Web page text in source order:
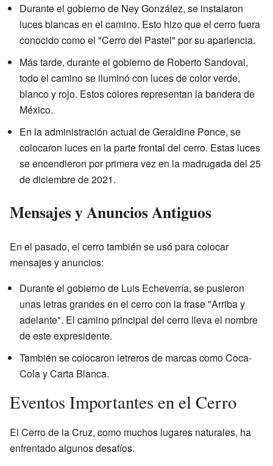
Durante el gobierno de Ney González, se instalaron
luces blancas en el camino. Esto hizo que el cerro fuera
conocido como el "Cerro del Pastel" por su apariencia.
Más tarde, durante el gobierno de Roberto Sandoval,
todo el camino se iluminó con luces de color verde,
blanco y rojo. Estos colores representan la bandera de
México.
En la administración actual de Geraldine Ponce, se
colocaron luces en la parte frontal del cerro. Estas luces
se encendieron por primera vez en la madrugada del 25
de diciembre de 2021.
Mensajes y Anuncios Antiguos
En el pasado, el cerro también se usó para colocar
mensajes y anuncios:
Durante el gobierno de Luis Echeverría, se pusieron
unas letras grandes en el cerro con la frase "Arriba y
adelante". El camino principal del cerro lleva el nombre
de este expresidente.
También se colocaron letreros de marcas como Coca-
Cola y Carta Blanca.
Eventos Importantes en el Cerro
El Cerro de la Cruz, como muchos lugares naturales, ha
enfrentado algunos desafíos.